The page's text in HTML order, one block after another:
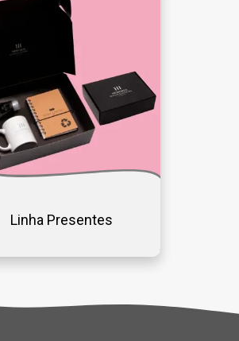
Linha Presentes